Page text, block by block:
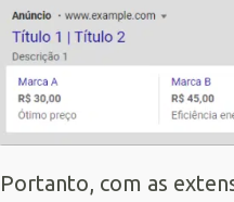
Portanto, com as